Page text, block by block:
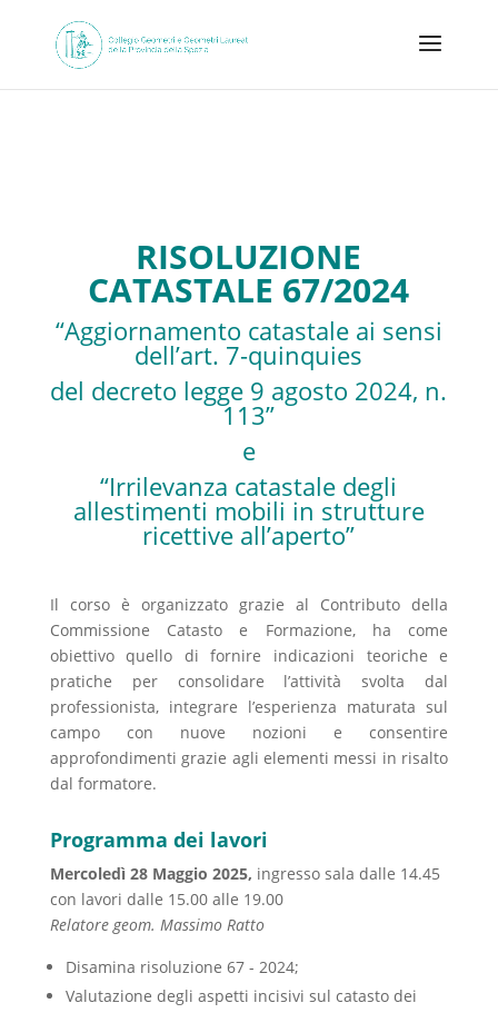
RISOLUZIONE
CATASTALE 67/2024
“Aggiornamento catastale ai sensi
dell’art. 7-quinquies
del decreto legge 9 agosto 2024, n.
113”
e
“Irrilevanza catastale degli
allestimenti mobili in strutture
ricettive all’aperto”
Il corso è organizzato grazie al Contributo della
Commissione Catasto e Formazione, ha come
obiettivo quello di fornire indicazioni teoriche e
pratiche per consolidare l’attività svolta dal
professionista, integrare l’esperienza maturata sul
campo con nuove nozioni e consentire
approfondimenti grazie agli elementi messi in risalto
dal formatore.
Programma dei lavori
Mercoledì 28 Maggio 2025, ingresso sala dalle 14.45
con lavori dalle 15.00 alle 19.00
Relatore geom. Massimo Ratto
Disamina risoluzione 67 - 2024;
Valutazione degli aspetti incisivi sul catasto dei